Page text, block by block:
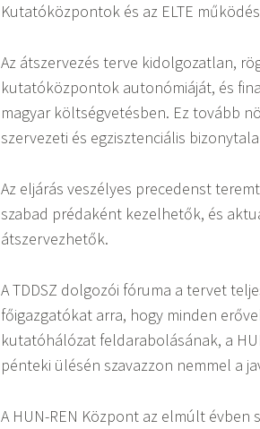
Kutatóközpontok és az ELTE
Az átszervezés terve kidolgozatlan,
kutatóközpontok autonómiáját, és
magyar költségvetésben. Ez tovább
szervezeti és egzisztenciális
Az eljárás veszélyes precedenst
szabad prédaként kezelhetők, és
átszervezhetők.
A TDDSZ dolgozói fóruma a tervet
főigazgatókat arra, hogy minden
kutatóhálózat feldarabolásának, a
pénteki ülésén szavazzon nemmel a
A HUN-REN Központ az elmúlt